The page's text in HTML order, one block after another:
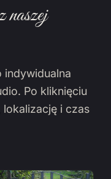
indywidualna
Po kliknięciu
lokalizację i czas